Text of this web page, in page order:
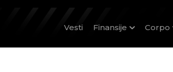
Vesti Finansije Corpo